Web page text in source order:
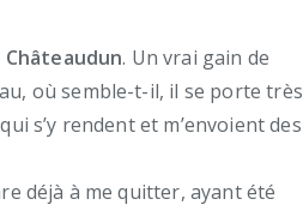
Châteaudun. Un vrai gain de
où semble-t-il, il se porte très
s’y rendent et m’envoient des
déjà à me quitter, ayant été